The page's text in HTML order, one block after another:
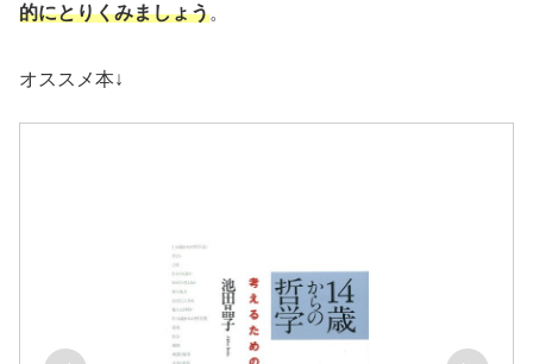
的にとりくみましょう。
オススメ本↓